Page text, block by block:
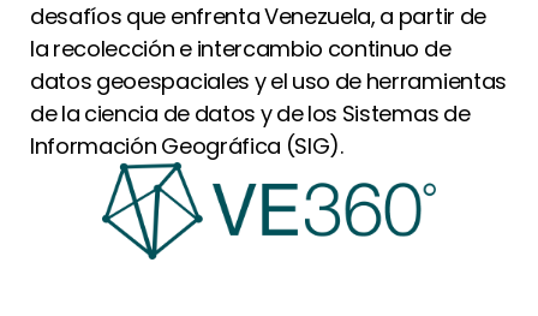
desafíos que enfrenta Venezuela, a partir de
la recolección e intercambio continuo de
datos geoespaciales y el uso de herramientas
de la ciencia de datos y de los Sistemas de
Información Geográfica (SIG).